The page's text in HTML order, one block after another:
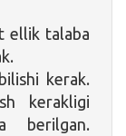
ellik talaba
kerak.
kerakligi
berilgan.